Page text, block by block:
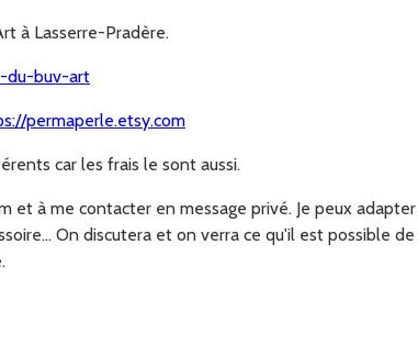
à Lasserre-Pradère.
du-buv-art
permaperle.etsy.com
car les frais le sont aussi.
et à me contacter en message privé. Je peux
On discutera et on verra ce qu'il est possible